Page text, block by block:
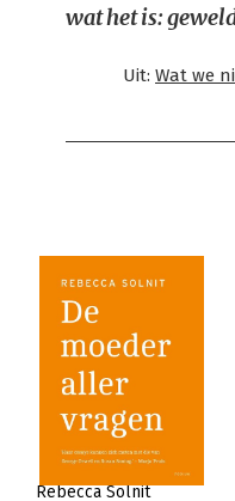
wat het is:
Uit: Wat we
Rebecca Solnit